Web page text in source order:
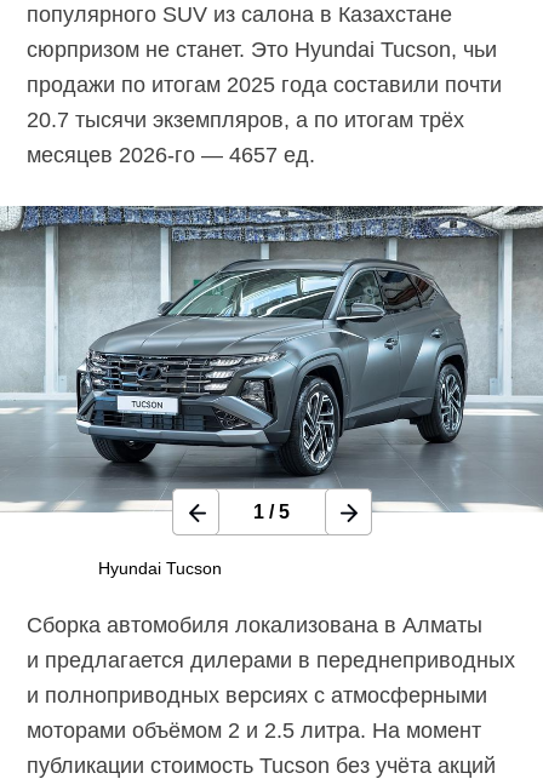
популярного SUV из салона в Казахстане
сюрпризом не станет. Это Hyundai Tucson, чьи
продажи по итогам 2025 года составили почти
20.7 тысячи экземпляров, а по итогам трёх
месяцев 2026-го — 4657 ед.
Hyundai Tucson
1 /5
Сборка автомобиля локализована в Алматы
и предлагается дилерами в переднеприводных
и полноприводных версиях с атмосферными
моторами объёмом 2 и 2.5 литра. На момент
публикации стоимость Tucson без учёта акций